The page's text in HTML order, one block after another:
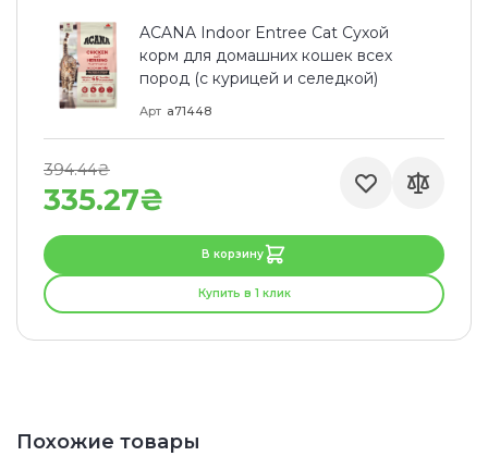
ACANA Indoor Entree Cat Сухой
корм для домашних кошек всех
пород (с курицей и селедкой)
Арт a71448
335.27₴
394.44₴
В корзину
Купить в 1 клик
Похожие товары